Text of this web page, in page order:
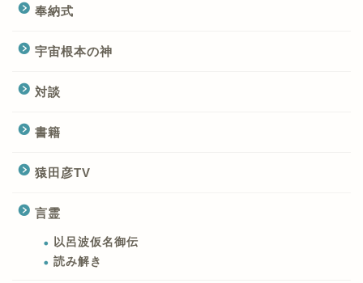
奉納式
宇宙根本の神
対談
書籍
猿田彦TV
言霊
以呂波仮名御伝
読み解き